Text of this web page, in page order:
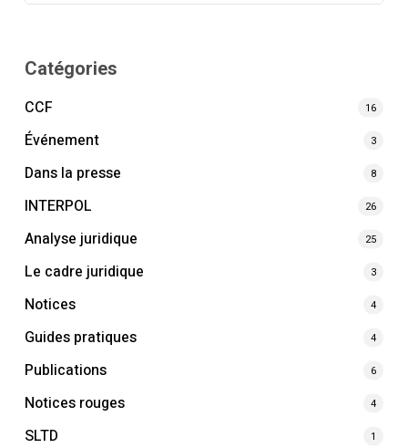
Catégories
CCF
16
Événement 3
Dans la presse 8
INTERPOL 26
Analyse juridique 25
Le cadre juridique 3
Notices 4
Guides pratiques 4
Publications 6
Notices rouges 4
SLTD 1